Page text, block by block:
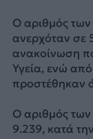
Ο αριθμός
ανερχόταν σε
ανακοίνωση
Υγεία, ενώ
προστέθηκαν
Ο αριθμός
9.239, κατά